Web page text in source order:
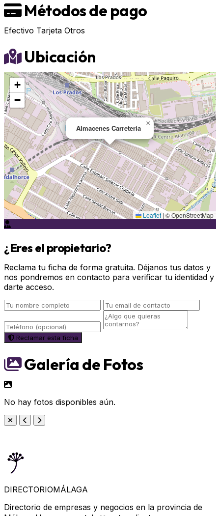
Métodos de pago
Efectivo Tarjeta Otros
Ubicación
Almacenes Carretería
×
+
−
Leaflet | © OpenStreetMap
¿Eres el propietario?
Reclama tu ficha de forma gratuita. Déjanos tus datos y
nos pondremos en contacto para verificar tu identidad y
darte acceso.
Reclamar esta ficha
Galería de Fotos
No hay fotos disponibles aún.
DIRECTORIOMÁLAGA
Directorio de empresas y negocios en la provincia de